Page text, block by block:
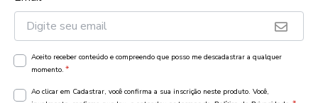
Aceito receber conteúdo e compreendo que posso me descadastrar a qualquer
momento. *
Ao clicar em Cadastrar, você confirma a sua inscrição neste produto. Você,